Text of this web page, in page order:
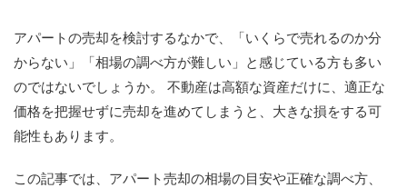
アパートの売却を検討するなかで、「いくらで売れるのか分
からない」「相場の調べ方が難しい」と感じている方も多い
のではないでしょうか。 不動産は高額な資産だけに、適正な
価格を把握せずに売却を進めてしまうと、大きな損をする可
能性もあります。
この記事では、アパート売却の相場の目安や正確な調べ方、